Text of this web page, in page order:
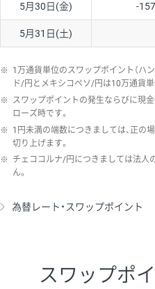
5月30日(金) -157
5月31日(土)
※ 1万通貨単位のスワップポイント（ハ
ド/円とメキシコペソ/円は10万通貨単
※ スワップポイントの発生ならびに現
ローズ時です。
※ 1円未満の端数につきましては、正の
切り上げます。
※ チェココルナ/円につきましては法人
ん。
為替レート・スワップポイント
スワップポ